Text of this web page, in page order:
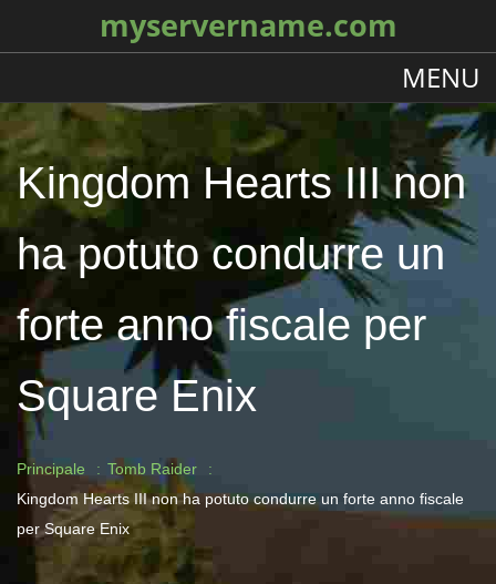
myservername.com
MENU
Kingdom Hearts III non
ha potuto condurre un
forte anno fiscale per
Square Enix
Principale
Tomb Raider
Kingdom Hearts III non ha potuto condurre un forte anno fiscale
per Square Enix